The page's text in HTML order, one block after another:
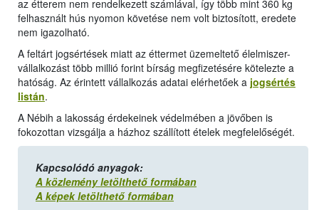
az étterem nem rendelkezett számlával, így több mint 360 kg
felhasznált hús nyomon követése nem volt biztosított, eredete
nem igazolható.
A feltárt jogsértések miatt az éttermet üzemeltető élelmiszer-
vállalkozást több millió forint bírság megfizetésére kötelezte a
hatóság. Az érintett vállalkozás adatai elérhetőek a jogsértés
listán.
A Nébih a lakosság érdekeinek védelmében a jövőben is
fokozottan vizsgálja a házhoz szállított ételek megfelelőségét.
Kapcsolódó anyagok:
A közlemény letölthető formában
A képek letölthető formában